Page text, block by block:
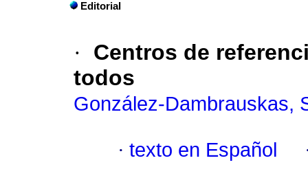
Editorial
·
Centros de
todos
González-Dambrauskas,
· texto en Español